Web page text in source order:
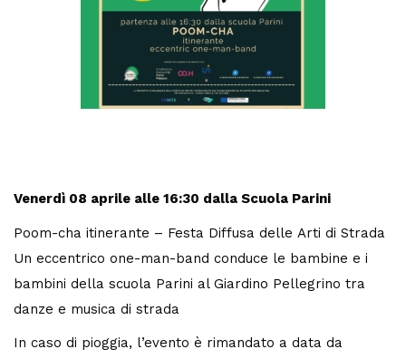
Venerdì 08 aprile alle 16:30 dalla Scuola Parini
Poom-cha itinerante – Festa Diffusa delle Arti di Strada
Un eccentrico one-man-band conduce le bambine e i
bambini della scuola Parini al Giardino Pellegrino tra
danze e musica di strada
In caso di pioggia, l’evento è rimandato a data da